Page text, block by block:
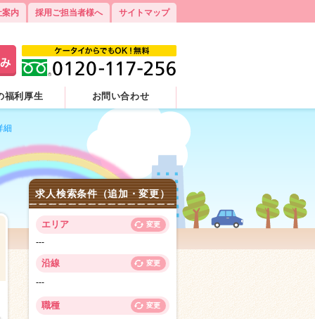
案内 採用ご担当者様へ サイトマップ
福利厚生 お問い合わせ
細
求人検索条件（追加・変更）
エリア 変更
---
沿線 変更
---
職種 変更